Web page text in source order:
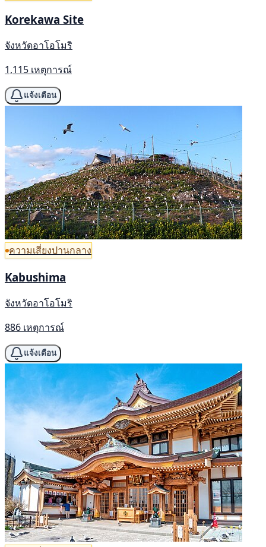
Korekawa Site
จังหวัดอาโอโมริ
1,115 เหตุการณ์
แจ้งเตือน
ความเสี่ยงปานกลาง
Kabushima
จังหวัดอาโอโมริ
886 เหตุการณ์
แจ้งเตือน